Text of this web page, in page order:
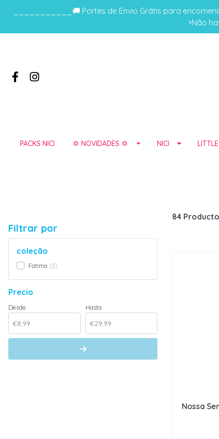
___________🚚 Portes de Envio Grátis para
>Não
PACKS NICI 💢 NOVIDADES 💢 NICI
Filtrar por
coleção
Fatima 3
Precio
Desde Hasta
84
Nossa